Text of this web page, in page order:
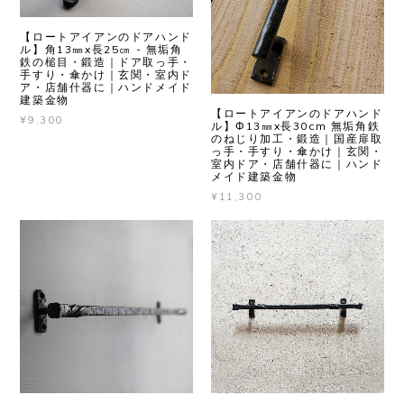
【ロートアイアンのドアハンド
ル】角13㎜x長25㎝ - 無垢角
鉄の槌目・鍛造｜ドア取っ手・
手すり・傘かけ｜玄関・室内ド
ア・店舗什器に｜ハンドメイド
建築金物
¥9,300
【ロートアイアンのドアハンド
ル】Φ13㎜x長30cm 無垢角鉄
のねじり加工・鍛造｜国産扉取
っ手・手すり・傘かけ｜玄関・
室内ドア・店舗什器に｜ハンド
メイド建築金物
¥11,300